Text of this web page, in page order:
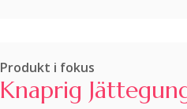
Produkt i fokus
Knaprig